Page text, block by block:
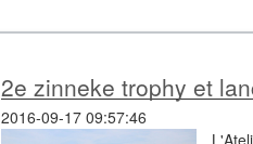
2e zinneke trophy et
2016-09-17 09:57:46